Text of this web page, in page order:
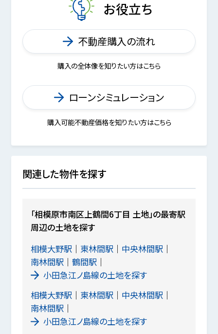
お役立ち
不動産購入の流れ
購入の全体像を知りたい方はこちら
ローンシミュレーション
購入可能不動産価格を知りたい方はこちら
関連した物件を探す
「相模原市南区上鶴間6丁目 土地」の最寄駅
周辺の土地を探す
相模大野駅
東林間駅
中央林間駅
南林間駅
鶴間駅
小田急江ノ島線の土地を探す
相模大野駅
東林間駅
中央林間駅
南林間駅
小田急江ノ島線の土地を探す